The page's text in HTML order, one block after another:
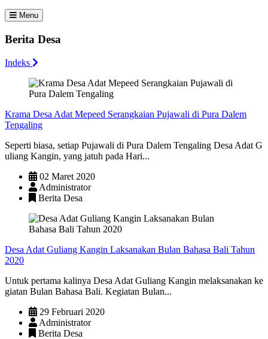
Menu
Berita Desa
Indeks
Krama Desa Adat Mepeed Serangkaian Pujawali di Pura Dalem
Tengaling
Seperti biasa, setiap Pujawali di Pura Dalem Tengaling Desa Adat G
uliang Kangin, yang jatuh pada Hari...
02 Maret 2020
Administrator
Berita Desa
Desa Adat Guliang Kangin Laksanakan Bulan Bahasa Bali Tahun
2020
Untuk pertama kalinya Desa Adat Guliang Kangin melaksanakan ke
giatan Bulan Bahasa Bali. Kegiatan Bulan...
29 Februari 2020
Administrator
Berita Desa